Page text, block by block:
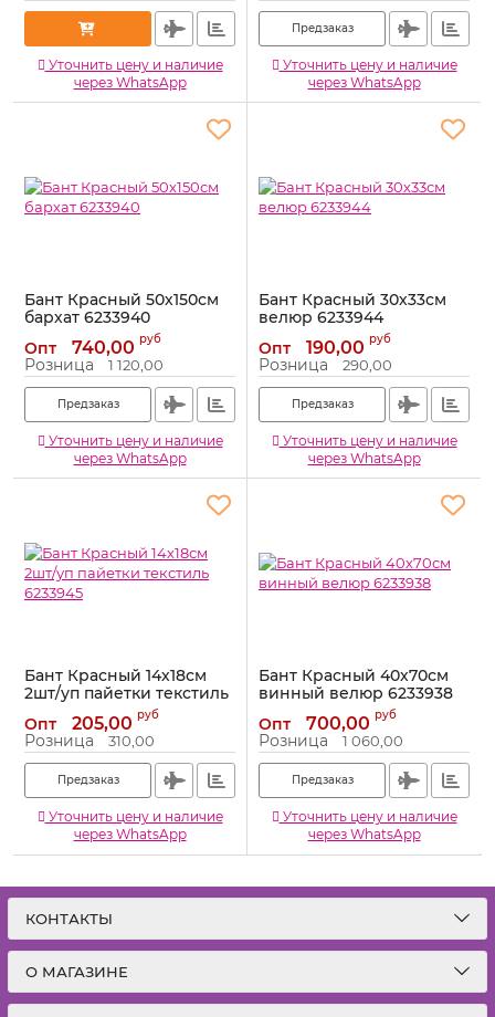
Уточнить цену и наличие
через WhatsApp
Предзаказ
Уточнить цену и наличие
через WhatsApp
Бант Красный 50х150см
бархат 6233940
Артикул: 6233940
Опт 740,00 руб
Розница 1 120,00
Предзаказ
Уточнить цену и наличие
через WhatsApp
Бант Красный 30х33см
велюр 6233944
Артикул: 6233944
Опт 190,00 руб
Розница 290,00
Предзаказ
Уточнить цену и наличие
через WhatsApp
Бант Красный 14х18см
2шт/уп пайетки текстиль
Артикул: 6233945
Опт 205,00 руб
Розница 310,00
Предзаказ
Уточнить цену и наличие
через WhatsApp
Бант Красный 40х70см
винный велюр 6233938
Артикул: 6233938
Опт 700,00 руб
Розница 1 060,00
Предзаказ
Уточнить цену и наличие
через WhatsApp
КОНТАКТЫ
О МАГАЗИНЕ